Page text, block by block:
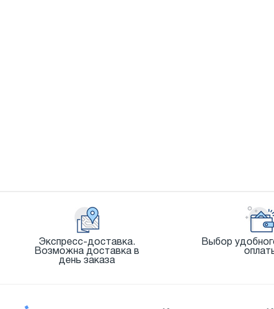
Экспресс-доставка.
Возможна доставка в
день заказа
Выбор